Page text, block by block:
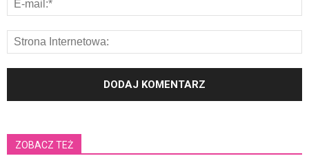
ZOBACZ TEŻ